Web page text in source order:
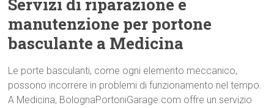
Servizi di riparazione e
manutenzione per portone
basculante a Medicina
Le porte basculanti, come ogni elemento meccanico,
possono incorrere in problemi di funzionamento nel tempo.
A Medicina, BolognaPortoniGarage.com offre un servizio